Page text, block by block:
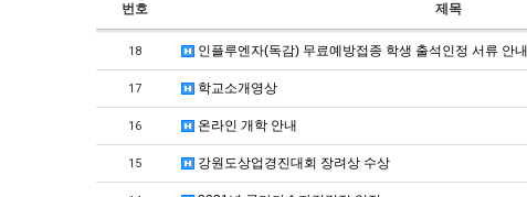
번호 제목
18 인플루엔자(독감) 무료예방접종 학생 출석인정 서류 안내
17 학교소개영상
16 온라인 개학 안내
15 강원도상업경진대회 장려상 수상